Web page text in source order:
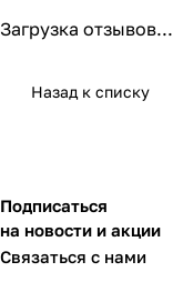
Загрузка отзывов...
Назад к списку
Подписаться
на новости и акции
Связаться с нами